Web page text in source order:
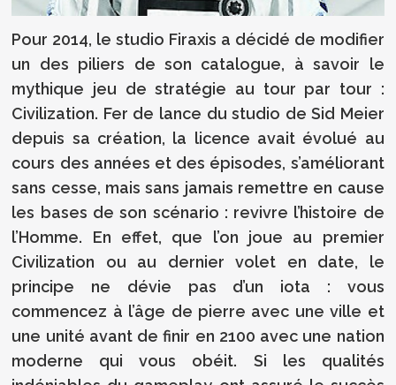
Pour 2014, le studio Firaxis a décidé de modifier
un des piliers de son catalogue, à savoir le
mythique jeu de stratégie au tour par tour :
Civilization. Fer de lance du studio de Sid Meier
depuis sa création, la licence avait évolué au
cours des années et des épisodes, s’améliorant
sans cesse, mais sans jamais remettre en cause
les bases de son scénario : revivre l’histoire de
l’Homme. En effet, que l’on joue au premier
Civilization ou au dernier volet en date, le
principe ne dévie pas d’un iota : vous
commencez à l’âge de pierre avec une ville et
une unité avant de finir en 2100 avec une nation
moderne qui vous obéit. Si les qualités